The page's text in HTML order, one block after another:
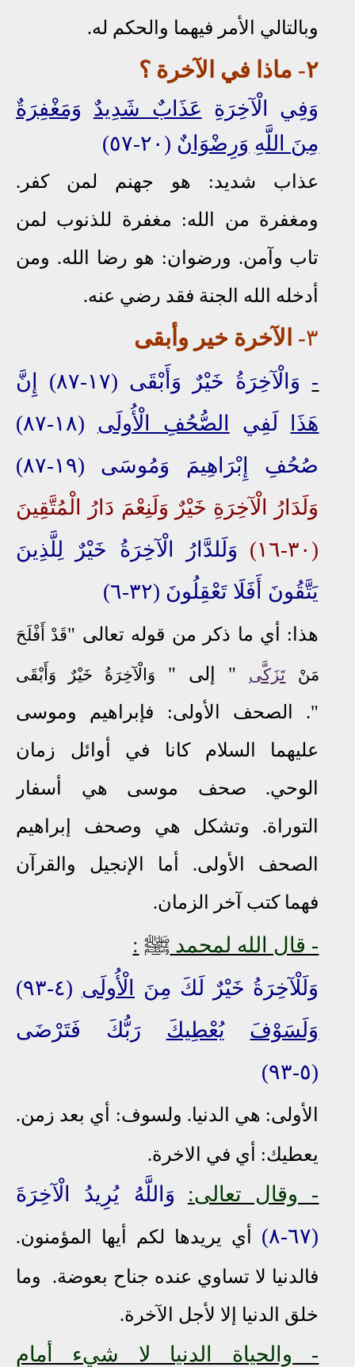
وبالتالي الأمر فيهما والحكم له.
٢- ماذا في الآخرة ؟
وَفِي الْآخِرَةِ عَذَابٌ شَدِيدٌ وَمَغْفِرَةٌ
مِنَ اللَّهِ وَرِضْوَانٌ (٢٠-٥٧)
عذاب شديد: هو جهنم لمن كفر.
ومغفرة من الله: مغفرة للذنوب لمن
تاب وآمن. ورضوان: هو رضا الله. ومن
أدخله الله الجنة فقد رضي عنه.
٣- الآخرة خير وأبقى
- وَالْآخِرَةُ خَيْرٌ وَأَبْقَى (١٧-٨٧) إِنَّ
هَذَا
لَفِي الصُّحُفِ الْأُولَى
(١٨-٨٧)
صُحُفِ إِبْرَاهِيمَ وَمُوسَى (١٩-٨٧)
وَلَدَارُ الْآخِرَةِ خَيْرٌ وَلَنِعْمَ دَارُ الْمُتَّقِينَ
(٣٠-١٦)
وَلَلدَّارُ الْآخِرَةُ خَيْرٌ لِلَّذِينَ
يَتَّقُونَ أَفَلَا تَعْقِلُونَ (٣٢-٦)
هذا: أي ما ذكر من قوله تعالى "قَدْ أَفْلَحَ
مَنْتَزَكَّى " إلى " وَالْآخِرَةُ خَيْرٌ وَأَبْقَى
". الصحف الأولى: فإبراهيم وموسى
عليهما السلام كانا في أوائل زمان
الوحي. صحف موسى هي أسفار
التوراة. وتشكل هي وصحف إبراهيم
الصحف الأولى. أما الإنجيل والقرآن
فهماكتب آخر الزمان.
- قال الله لمحمد ﷺ :
وَلَلْآخِرَةُ خَيْرٌ لَكَ مِنَ
الْأُولَى (٤-٩٣)
وَلَسَوْفَ
يُعْطِيكَ رَبُّكَ فَتَرْضَى
(٥-٩٣)
الأولى: هي الدنيا. ولسوف: أي بعد زمن.
يعطيك: أي في الاخرة.
- وقال تعالى:
وَاللَّهُ يُرِيدُ الْآخِرَةَ
(٦٧-٨)
أي يريدها لكم أيها المؤمنون.
فالدنيا لا تساوي عنده جناح بعوضة. وما
خلق الدنيا إلا لأجل الآخرة.
- والحياة الدنيا لا شيء أمام